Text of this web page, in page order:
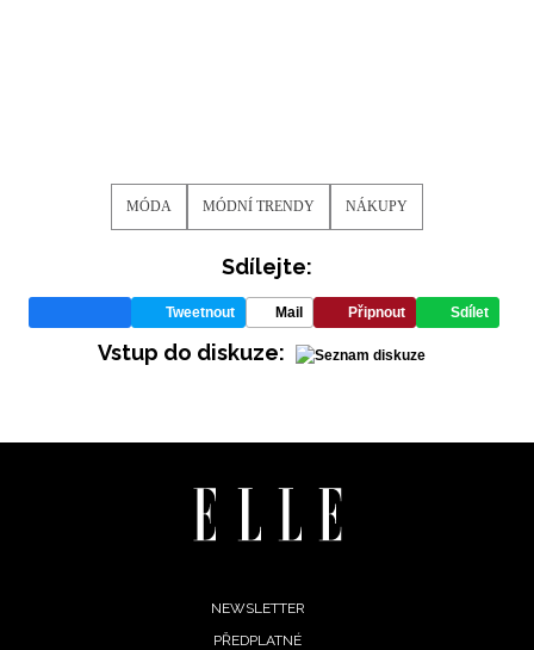
MÓDA MÓDNÍ TRENDY NÁKUPY
Sdílejte:
Tweetnout Mail Připnout Sdílet
Vstup do diskuze:
NEWSLETTER
PŘEDPLATNÉ